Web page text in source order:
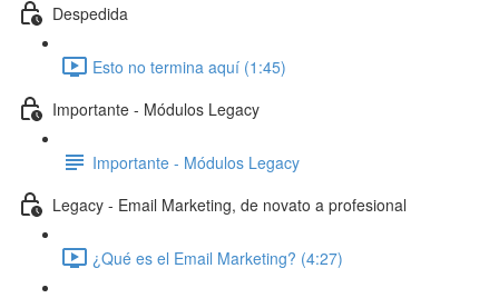
Despedida
Esto no termina aquí (1:45)
Importante - Módulos Legacy
Importante - Módulos Legacy
Legacy - Email Marketing, de novato a profesional
¿Qué es el Email Marketing? (4:27)